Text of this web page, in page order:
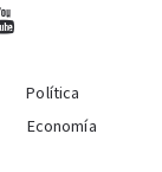
Política
Economía